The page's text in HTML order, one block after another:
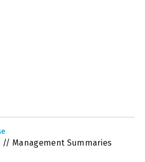
// Management Summaries